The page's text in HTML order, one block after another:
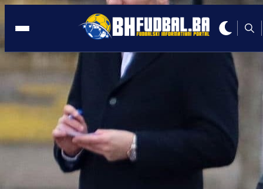
12:38, 02.06.2026